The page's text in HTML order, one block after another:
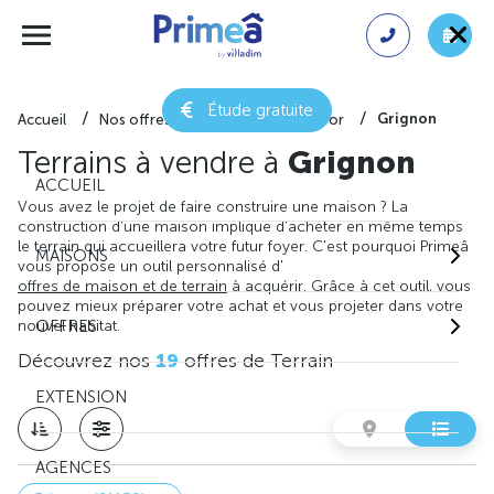
Étude gratuite
ACCUEIL
MAISONS
OFFRES
EXTENSION
AGENCES
Accueil Nos offres de terrain Côte-d'or Grignon
Terrains à vendre à Grignon
Vous avez le projet de faire construire une maison ? La
construction d'une maison implique d'acheter en même temps
le terrain qui accueillera votre futur foyer. C'est pourquoi Primeâ
vous propose un outil personnalisé d'
offres de maison et de terrain à acquérir. Grâce à cet outil, vous
pouvez mieux préparer votre achat et vous projeter dans votre
nouvel habitat.
Découvrez nos19offres de Terrain